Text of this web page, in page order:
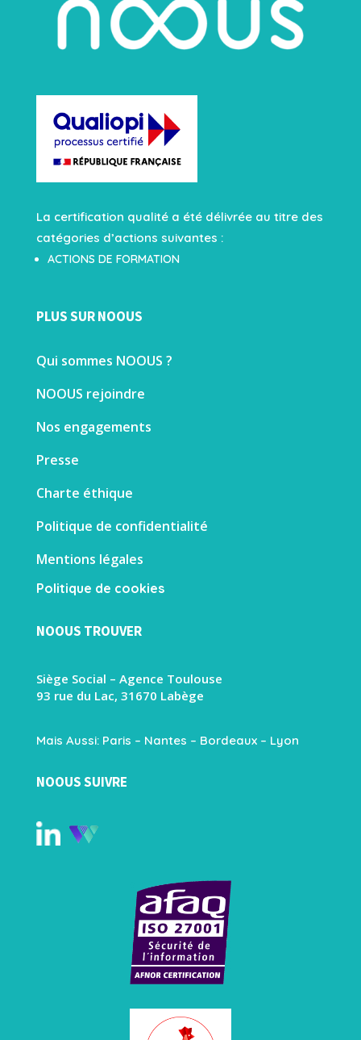
La certification qualité a été délivrée au titre des
catégories d’actions suivantes :
ACTIONS DE FORMATION
PLUS SUR NOOUS
Qui sommes NOOUS ?
NOOUS rejoindre
Nos engagements
Presse
Charte éthique
Politique de confidentialité
Mentions légales
Politique de cookies
NOOUS TROUVER
Siège Social – Agence Toulouse
93 rue du Lac, 31670 Labège
Mais Aussi: Paris – Nantes – Bordeaux – Lyon
NOOUS SUIVRE